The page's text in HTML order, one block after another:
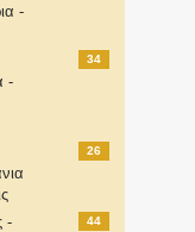
-
-
34
26
-
44